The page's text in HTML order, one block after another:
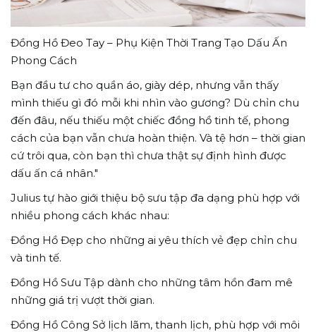
Đồng Hồ Đeo Tay – Phụ Kiện Thời Trang Tạo Dấu Ấn
Phong Cách
Bạn đầu tư cho quần áo, giày dép, nhưng vẫn thấy
mình thiếu gì đó mỗi khi nhìn vào gương? Dù chỉn chu
đến đâu, nếu thiếu một chiếc đồng hồ tinh tế, phong
cách của bạn vẫn chưa hoàn thiện. Và tệ hơn – thời gian
cứ trôi qua, còn bạn thì chưa thật sự định hình được
dấu ấn cá nhân."
Julius tự hào giới thiệu bộ sưu tập đa dạng phù hợp với
nhiều phong cách khác nhau:
Đồng Hồ Đẹp cho những ai yêu thích vẻ đẹp chỉn chu
và tinh tế.
Đồng Hồ Sưu Tập dành cho những tâm hồn đam mê
những giá trị vượt thời gian.
Đồng Hồ Công Sở lịch lãm, thanh lịch, phù hợp với môi